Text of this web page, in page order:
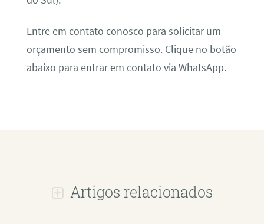
Entre em contato conosco para solicitar um
orçamento sem compromisso. Clique no botão
abaixo para entrar em contato via WhatsApp.
Artigos relacionados